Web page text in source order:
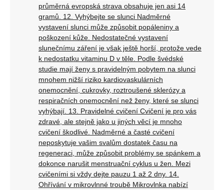
průměrná evropská strava obsahuje jen asi 14
gramů. 12. Vyhýbejte se slunci Nadměrné
vystavení slunci může způsobit popáleniny a
poškození kůže. Nedostatečné vystavení
slunečnímu záření je však ještě horší, protože vede
k nedostatku vitaminu D v těle. Podle švédské
studie mají ženy s pravidelným pobytem na slunci
mnohem nižší riziko kardiovaskulárních
onemocnění, cukrovky, roztroušené sklerózy a
respiračních onemocnění než ženy, které se slunci
vyhýbají. 13. Pravidelné cvičení Cvičení je pro vás
zdravé, ale stejně jako u jiných věcí je mnoho
cvičení škodlivé. Nadměrné a časté cvičení
neposkytuje vašim svalům dostatek času na
regeneraci, může způsobit problémy se spánkem a
dokonce narušit menstruační cyklus u žen. Mezi
cvičeními si vždy dejte pauzu 1 až 2 dny. 14.
Ohřívání v mikrovlnné troubě Mikrovlnka nabízí